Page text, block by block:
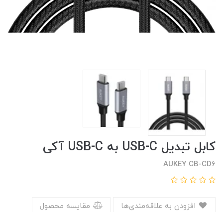
کابل تبدیل USB-C به USB-C آکی
AUKEY CB-CD6
مقایسه محصول